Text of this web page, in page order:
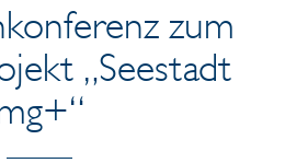
zum
„Seestadt